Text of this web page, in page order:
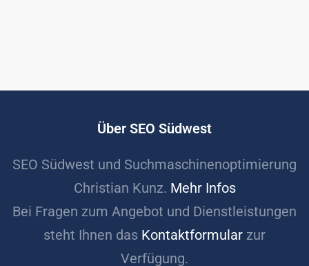
Über SEO Südwest
SEO Südwest und Suchmaschinenoptimierung
Christian Kunz. Mehr Infos
Bei Fragen zum Angebot und Dienstleistungen
steht Ihnen das Kontaktformular zur
Verfügung.